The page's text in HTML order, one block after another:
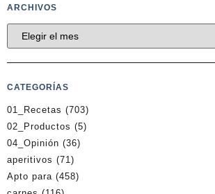
ARCHIVOS
CATEGORÍAS
01_Recetas (703)
02_Productos (5)
04_Opinión (36)
aperitivos (71)
Apto para (458)